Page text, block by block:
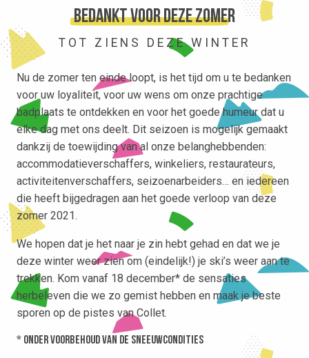
Bedankt voor deze zomer
TOT ZIENS DEZE WINTER
Nu de zomer ten einde loopt, is het tijd om u te bedanken
voor uw loyaliteit, voor uw wens om onze prachtige
badplaats te ontdekken en voor het goede humeur dat u
elke dag met ons deelt. Dit seizoen is mogelijk gemaakt
dankzij de toewijding van al onze belanghebbenden:
accommodatieverschaffers, winkeliers, restaurateurs,
activiteitenverschaffers, seizoenarbeiders… en iedereen
die heeft bijgedragen aan het goede verloop van deze
zomer 2021.
We hopen dat je het naar je zin hebt gehad en dat we je
deze winter weer zien om (eindelijk!) je ski’s weer aan te
trekken. Kom vanaf 18 december* de sensaties
herbeleven die we zo gemist hebben en maak je beste
sporen op de pistes van Collet.
* onder voorbehoud van de sneeuwcondities